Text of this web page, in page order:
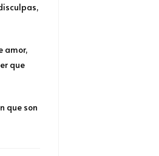
amor,
que
que son